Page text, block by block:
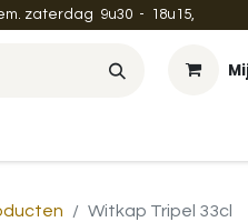
zaterdag 9u30 - 18u15,
Witkap Tripel 33cl